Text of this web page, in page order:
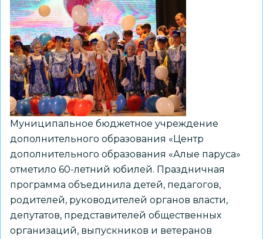
Муниципальное бюджетное учреждение
дополнительного образования «Центр
дополнительного образования «Алые паруса»
отметило 60-летний юбилей. Праздничная
программа объединила детей, педагогов,
родителей, руководителей органов власти,
депутатов, представителей общественных
организаций, выпускников и ветеранов